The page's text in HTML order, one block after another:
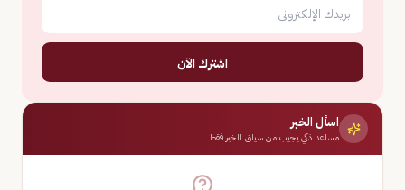
اشترك الآن
اسأل الخبر
مساعد ذكي يجيب من سياق الخبر فقط